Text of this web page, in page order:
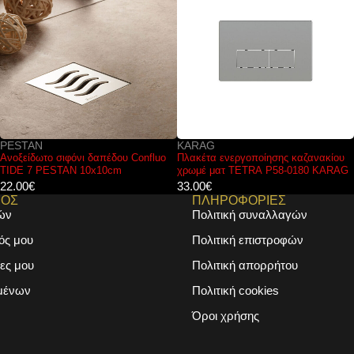
PESTAN
Ανοξείδωτο σιφόνι δαπέδου Confluo
TIDE 7 PESTAN 10x10cm
22.00€
KARAG
Πλακέτα ενεργοποίησης καζανακίου
χρωμέ ματ TETRA P58-0180 KARAG
33.00€
μου
μου
ΠΛΗΡΟΦΟΡΙΕΣ
Πολιτική συναλλαγών
Πολιτική επιστροφών
Πολιτική απορρήτου
Πολιτική cookies
Όροι χρήσης